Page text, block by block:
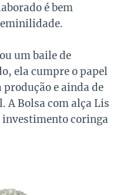
é bem
um baile de
ela cumpre o papel
produção e ainda de
A Bolsa com alça Lis
coringa